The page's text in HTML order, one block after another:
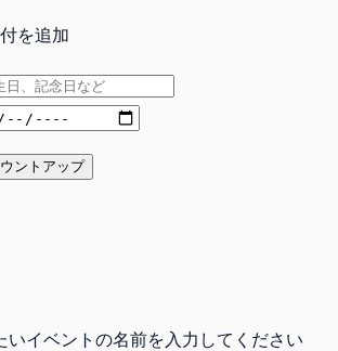
を追加
ントアップ
いイベントの名前を入力してください